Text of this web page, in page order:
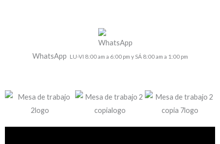
WhatsApp LU-VI 8:00 am a 6:00 pm y SÁ 8:00 am a 1:00 pm